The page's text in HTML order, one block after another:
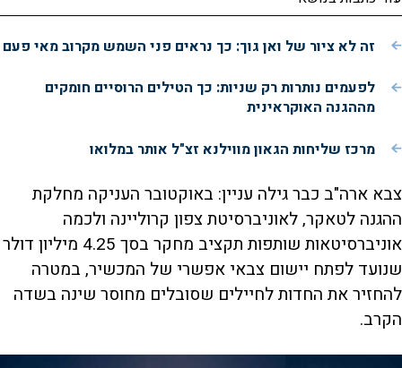
זה לא ציור של ואן גוך: כך נראים פני השמש מקרוב מאי פעם
לפעמים נותרות רק שניות: כך הטילים הרוסיים חומקים
מההגנה האוקראינית
מרכז שליחות הגאון מווילנא זצ"ל אותר במלואו
צבא ארה"ב כבר גילה עניין: באוקטובר העניקה מחלקת
ההגנה לטאקר, לאוניברסיטת צפון קרוליינה ולכמה
אוניברסיטאות שותפות תקציב מחקר בסך 4.25 מיליון דולר
שנועד לפתח יישום צבאי אפשרי של המכשיר, במטרה
להחזיר את החדות לחיילים שסובלים מחוסר שינה בשדה
הקרב.